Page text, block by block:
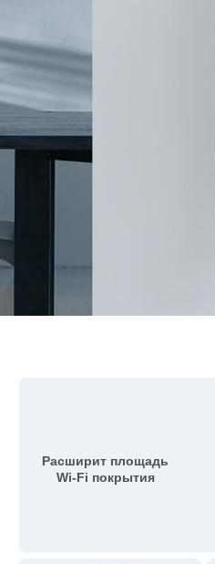
Расширит площадь
Wi‑Fi покрытия